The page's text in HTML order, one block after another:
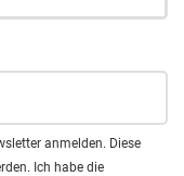
anmelden. Diese
Ich habe die